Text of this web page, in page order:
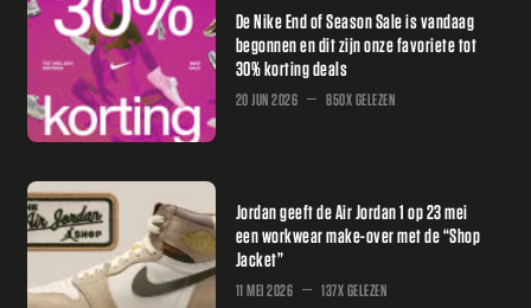
De Nike End of Season Sale is vandaag
begonnen en dit zijn onze favoriete tot
30% korting deals
20 JUN 2026 850X GELEZEN
Jordan geeft de Air Jordan 1 op 23 mei
een workwear make-over met de “Shop
Jacket”
11 MEI 2026 137X GELEZEN